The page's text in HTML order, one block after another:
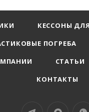
КЕССОНЫ
ПОГРЕБА
СТАТЬИ
КОНТАКТЫ